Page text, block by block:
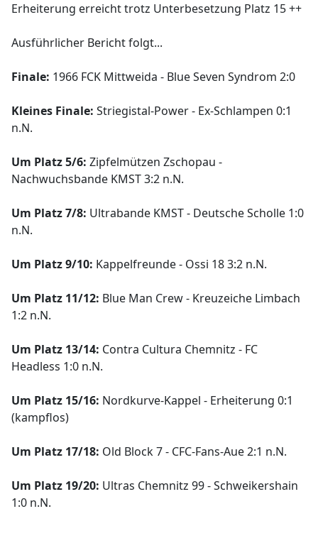
Erheiterung erreicht trotz Unterbesetzung Platz 15 ++
Ausführlicher Bericht folgt...
Finale: 1966 FCK Mittweida - Blue Seven Syndrom 2:0
Kleines Finale: Striegistal-Power - Ex-Schlampen 0:1
n.N.
Um Platz 5/6: Zipfelmützen Zschopau -
Nachwuchsbande KMST 3:2 n.N.
Um Platz 7/8: Ultrabande KMST - Deutsche Scholle 1:0
n.N.
Um Platz 9/10: Kappelfreunde - Ossi 18 3:2 n.N.
Um Platz 11/12: Blue Man Crew - Kreuzeiche Limbach
1:2 n.N.
Um Platz 13/14: Contra Cultura Chemnitz - FC
Headless 1:0 n.N.
Um Platz 15/16: Nordkurve-Kappel - Erheiterung 0:1
(kampflos)
Um Platz 17/18: Old Block 7 - CFC-Fans-Aue 2:1 n.N.
Um Platz 19/20: Ultras Chemnitz 99 - Schweikershain
1:0 n.N.